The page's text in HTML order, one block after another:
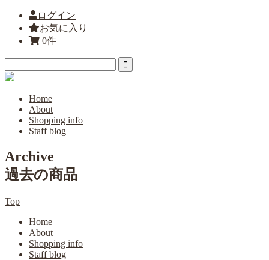
ログイン
お気に入り
0件
Home
About
Shopping info
Staff blog
Archive
過去の商品
Top
Home
About
Shopping info
Staff blog